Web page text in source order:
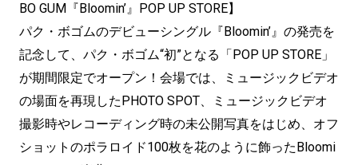
BO GUM『Bloomin’』POP UP STORE】
パク・ボゴムのデビューシングル『Bloomin’』の発売を
記念して、パク・ボゴム“初”となる「POP UP STORE」
が期間限定でオープン！会場では、ミュージックビデオ
の場面を再現したPHOTO SPOT、ミュージックビデオ
撮影時やレコーディング時の未公開写真をはじめ、オフ
ショットのポラロイド100枚を花のように飾ったBloomi